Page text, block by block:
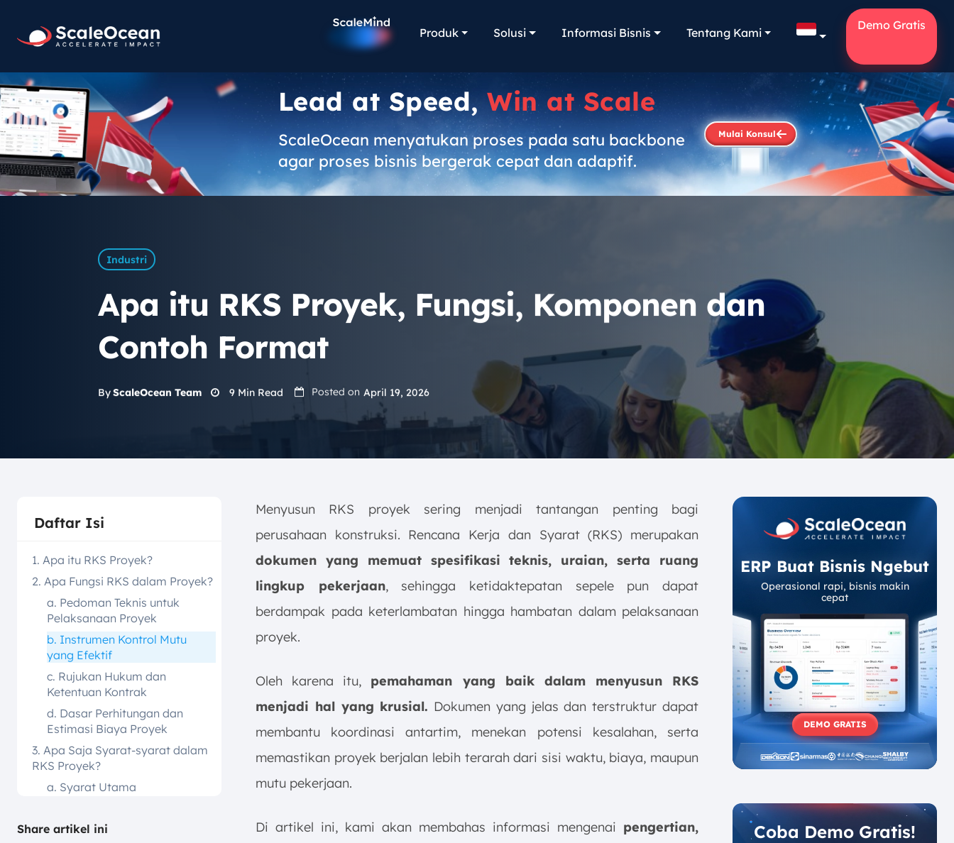
Produk Solusi Informasi Bisnis Tentang Kami
Demo Gratis
Lead at Speed,Win at Scale
ScaleOcean menyatukan proses pada satu backbone
agar proses bisnis bergerak cepat dan adaptif.
Mulai Konsul
Industri
Apa itu RKS Proyek, Fungsi, Komponen dan
Contoh Format
ByScaleOcean Team 9 Min Read Posted on April 19, 2026
Daftar Isi
1. Apa itu RKS Proyek?
2. Apa Fungsi RKS dalam Proyek?
a. Pedoman Teknis untuk
Pelaksanaan Proyek
b. Instrumen Kontrol Mutu
yang Efektif
c. Rujukan Hukum dan
Ketentuan Kontrak
d. Dasar Perhitungan dan
Estimasi Biaya Proyek
3. Apa Saja Syarat-syarat dalam
RKS Proyek?
a. Syarat Utama
c. Syarat Teknis
Share artikel ini
Menyusun RKS proyek sering menjadi tantangan penting bagi
perusahaan konstruksi. Rencana Kerja dan Syarat (RKS) merupakan
dokumen yang memuat spesifikasi teknis, uraian, serta ruang
lingkup pekerjaan, sehingga ketidaktepatan sepele pun dapat
berdampak pada keterlambatan hingga hambatan dalam pelaksanaan
proyek.
Oleh karena itu, pemahaman yang baik dalam menyusun RKS
menjadi hal yang krusial. Dokumen yang jelas dan terstruktur dapat
membantu koordinasi antartim, menekan potensi kesalahan, serta
memastikan proyek berjalan lebih terarah dari sisi waktu, biaya, maupun
mutu pekerjaan.
Di artikel ini, kami akan membahas informasi mengenai pengertian,
ERP Buat Bisnis Ngebut
Operasional rapi, bisnis makin
cepat
DEMO GRATIS
Coba Demo Gratis!